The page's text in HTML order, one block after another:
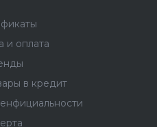
и оплата
в кредит